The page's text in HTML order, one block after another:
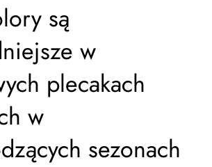
są
w
plecakach
w
sezonach